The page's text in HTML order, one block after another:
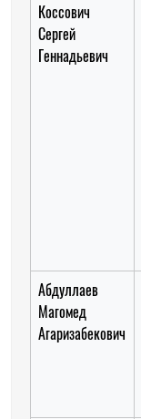
Коссович
Сергей
Геннадьевич
Абдуллаев
Магомед
Агаризабекович